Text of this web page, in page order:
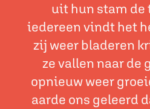
uit hun stam de
iedereen vindt het
zij weer bladeren
ze vallen naar de
opnieuw weer
aarde ons geleerd